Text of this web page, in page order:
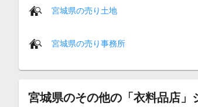
宮城県の売り土地
宮城県の売り事務所
宮城県のその他の「衣料品店」